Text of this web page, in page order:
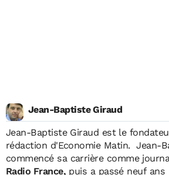
Jean-Baptiste Giraud
Jean-Baptiste Giraud est le
rédaction d'Economie Matin. Jean-Baptiste Giraud a
commencé sa carrière comme
Radio France,puis a passé neuf ans